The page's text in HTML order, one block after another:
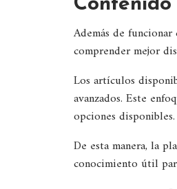
Además de
comprender mejor
Los artículos
avanzados. Este
opciones disponibles.
De esta manera, la
conocimiento útil